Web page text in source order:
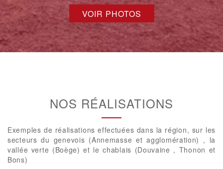
VOIR PHOTOS
NOS RÉALISATIONS
Exemples de réalisations effectuées dans la région, sur les
secteurs du genevois (Annemasse et agglomération) , la
vallée verte (Boège) et le chablais (Douvaine , Thonon et
Bons)